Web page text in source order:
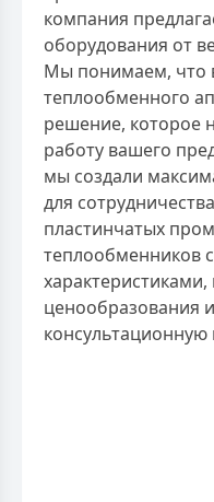
компания
оборудования от
Мы понимаем, что
теплообменного
решение, которое
работу вашего
мы создали
для
пластинчатых
теплообменников
ценообразования
консультационную